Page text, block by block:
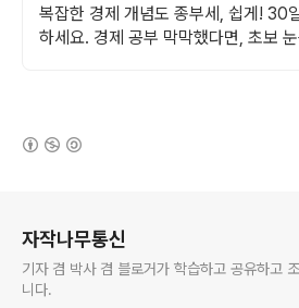
복잡한 경제 개념도 종부세, 쉽게! 30
하세요. 경제 공부 막막했다면, 초보
자작나무통신
기자 겸 박사 겸 블로거가 학습하고 공유하고
니다.